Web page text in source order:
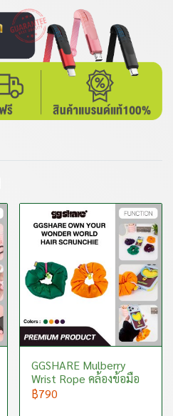
GGSHARE Mulberry
Wrist Rope คล้องข้อมือ
฿790